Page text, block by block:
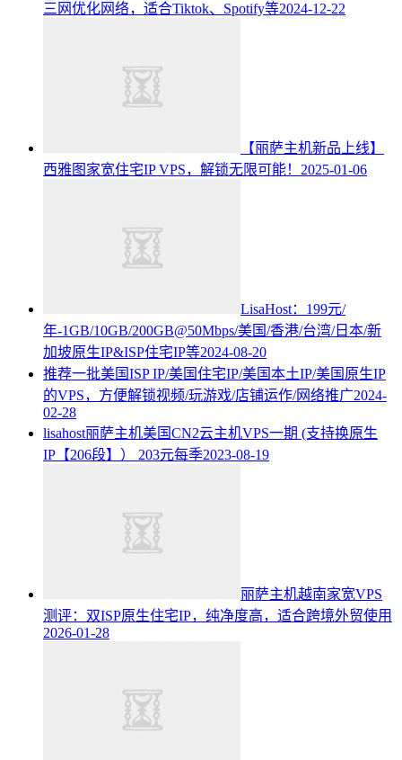
三网优化网络，适合Tiktok、Spotify等2024-12-22
【丽萨主机新品上线】
西雅图家宽住宅IP VPS，解锁无限可能！ 2025-01-06
LisaHost：199元/
年-1GB/10GB/200GB@50Mbps/美国/香港/台湾/日本/新
加坡原生IP&ISP住宅IP等2024-08-20
推荐一批美国ISP IP/美国住宅IP/美国本土IP/美国原生IP
的VPS，方便解锁视频/玩游戏/店铺运作/网络推广2024-
02-28
lisahost丽萨主机美国CN2云主机VPS一期 (支持换原生
IP【206段】） 203元每季2023-08-19
丽萨主机越南家宽VPS
测评：双ISP原生住宅IP，纯净度高，适合跨境外贸使用
2026-01-28